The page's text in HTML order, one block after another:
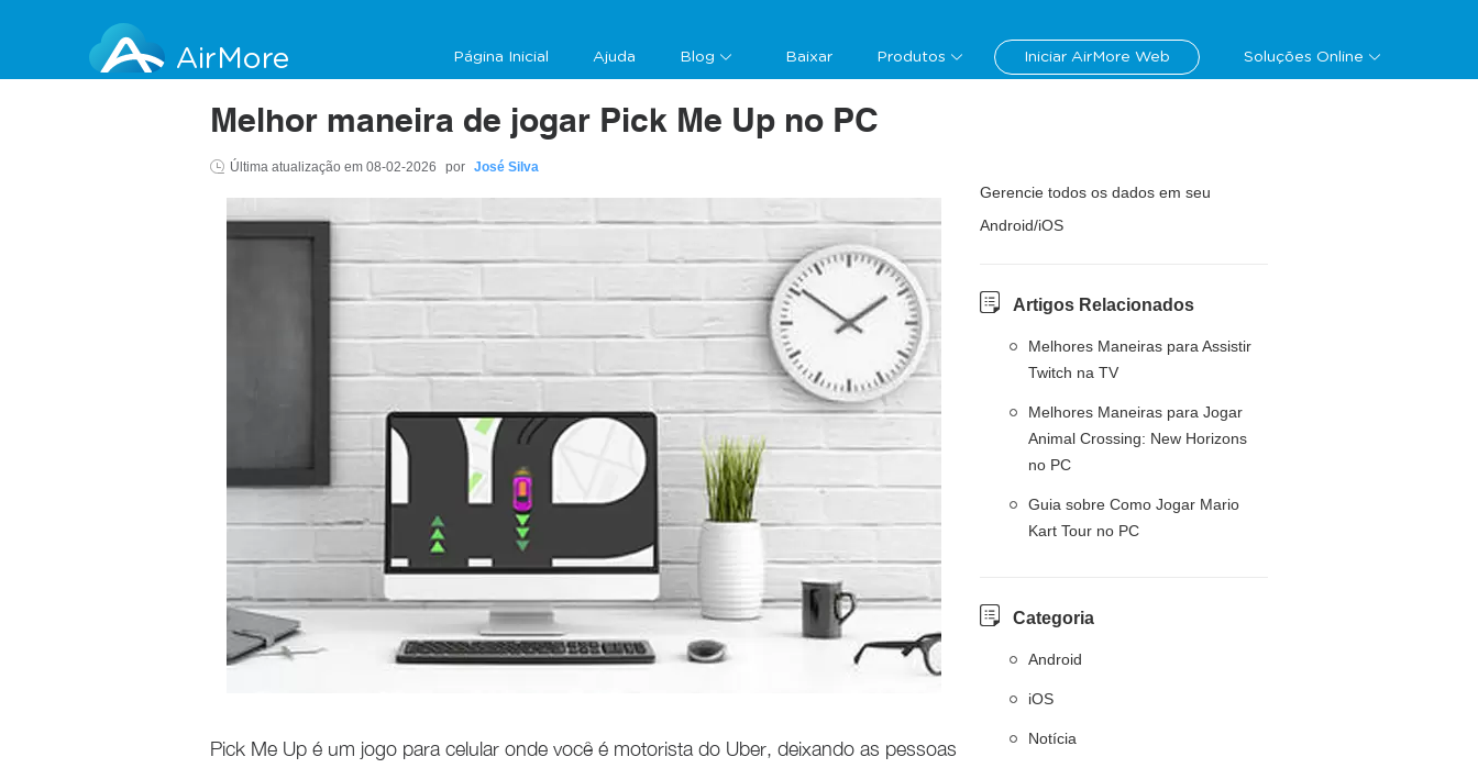
AirMore Página Inicial Ajuda Blog Baixar Produtos Iniciar AirMore Web Soluções Online
Melhor maneira de jogar Pick Me Up no PC
Última atualização em 08-02-2026 por José Silva
Pick Me Up é um jogo para celular onde você é motorista do Uber, deixando as pessoas
Gerencie todos os dados em seu
Android/iOS
Artigos Relacionados
Melhores Maneiras para Assistir
Twitch na TV
Melhores Maneiras para Jogar
Animal Crossing: New Horizons
no PC
Guia sobre Como Jogar Mario
Kart Tour no PC
Categoria
Android
iOS
Notícia